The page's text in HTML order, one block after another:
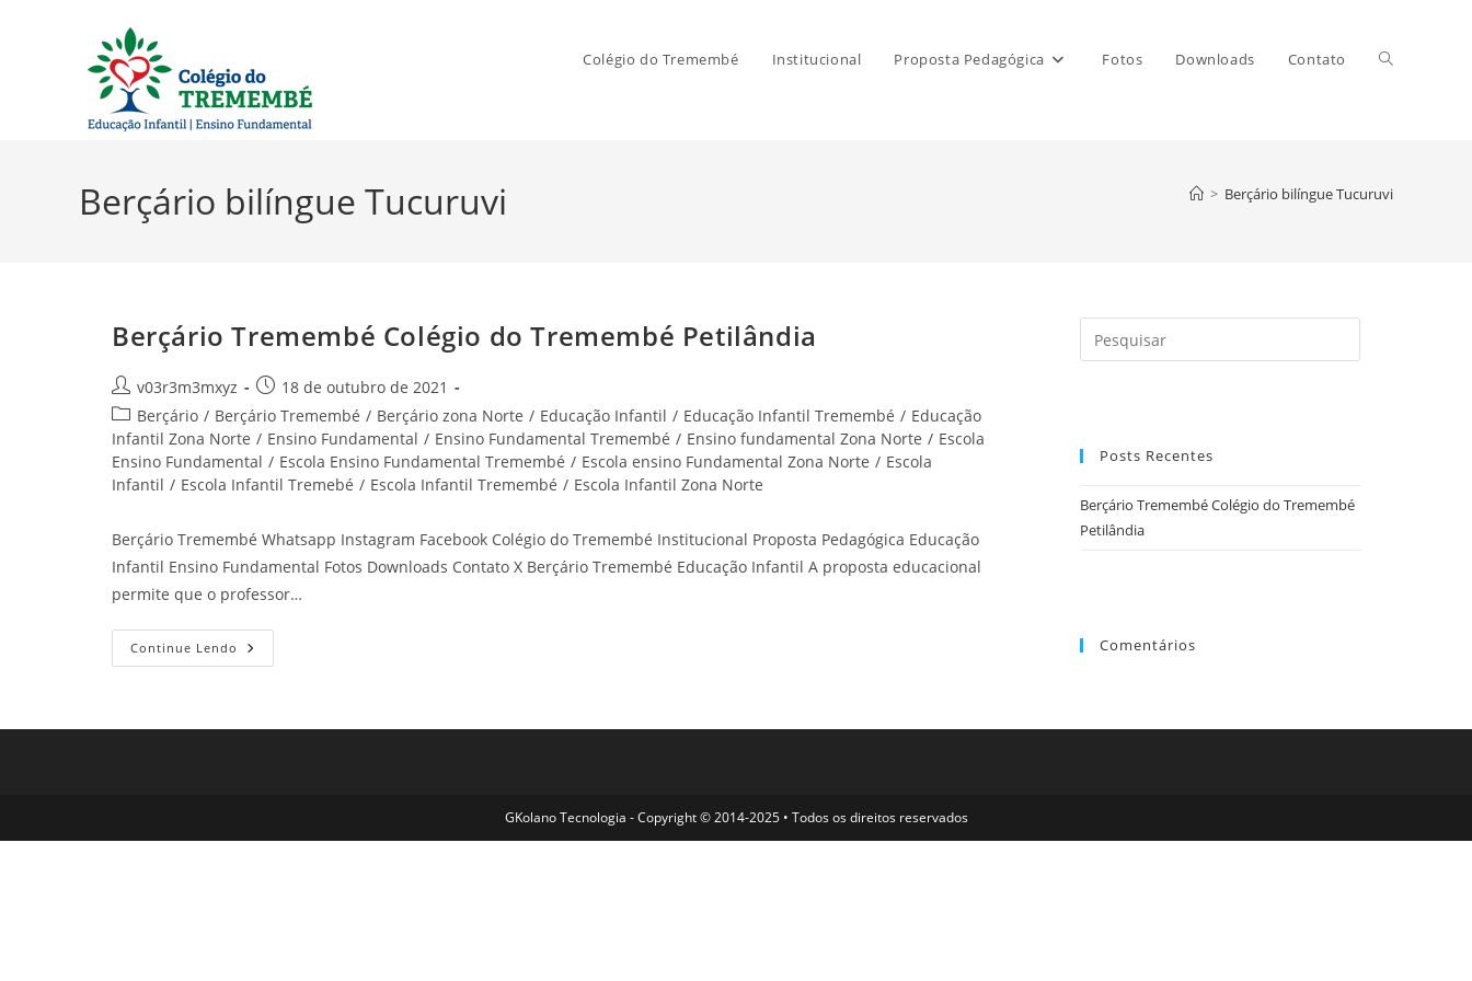
Colégio do Tremembé Institucional Proposta Pedagógica Fotos Downloads Contato Alternar
Berçário bilíngue Tucuruvi > Berçário bilíngue Tucuruvi
Berçário Tremembé Colégio do Tremembé Petilândia
Autor
do
post:
v03r3m3mxyz
Post
publicado:
18 de outubro de 2021
Categoria
do
post:
Berçário / Berçário Tremembé / Berçário zona Norte / Educação Infantil / Educação Infantil Tremembé / Educação
Infantil Zona Norte / Ensino Fundamental / Ensino Fundamental Tremembé / Ensino fundamental Zona Norte / Escola
Ensino Fundamental / Escola Ensino Fundamental Tremembé / Escola ensino Fundamental Zona Norte / Escola
Infantil / Escola Infantil Tremebé / Escola Infantil Tremembé / Escola Infantil Zona Norte
Berçário Tremembé Whatsapp Instagram Facebook Colégio do Tremembé Institucional Proposta Pedagógica Educação
Infantil Ensino Fundamental Fotos Downloads Contato X Berçário Tremembé Educação Infantil A proposta educacional
permite que o professor…
Continue Lendo Berçário
Tremembé
Petilândia
a
Posts Recentes
Berçário Tremembé Colégio do Tremembé
Petilândia
Comentários
GKolano Tecnologia - Copyright © 2014-2025 • Todos os direitos reservados